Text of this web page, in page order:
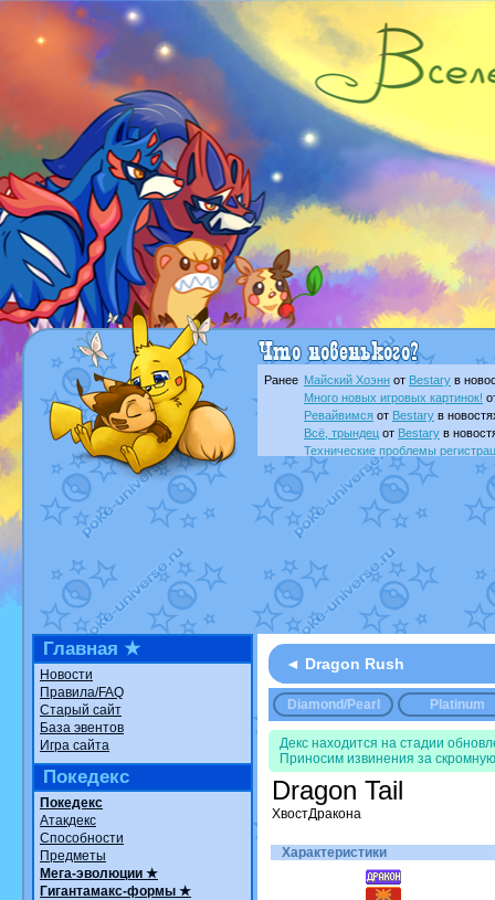
Ранее Майский Хоэнн от Bestary в
Много новых игровых картинок!
Ревайвимся от Bestary в
Всё, трындец от Bestary в
Технические проблемы
доброе утро славянеот
в
Йолда и Мимикьюот
Недовольный котомангуст
от
The Dark Wishmaker от
Randomon
ilovearceus
Raging Boltот GraceDaFox
в
Shadow mismagiusот
в
художник
отvicavica в фанарте.
Главная ★
Новости
Правила/FAQ
Старый сайт
База эвентов
Игра сайта
Покедекс
Покедекс
Атакдекс
Способности
Предметы
Мега-эволюции ★
Гигантамакс-формы ★
◄ Dragon Rush
Diamond/Pearl Platinum
Декс находится на стадии
Приносим извинения за
Dragon Tail
ХвостДракона
Характеристики